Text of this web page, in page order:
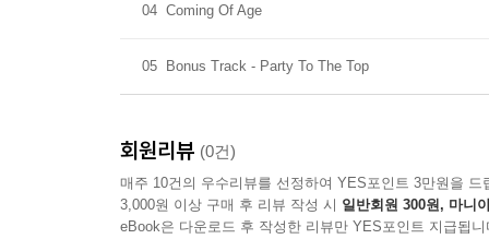
04 Coming Of Age
05 Bonus Track - Party To The Top
회원리뷰 (0건)
매주 10건의 우수리뷰를 선정하여 YES포인트 3만원을 드
3,000원 이상 구매 후 리뷰 작성 시 일반회원 300원, 마니
eBook은 다운로드 후 작성한 리뷰만 YES포인트 지급됩니